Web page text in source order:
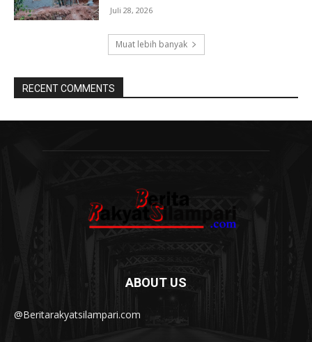
Juli 28, 2026
Muat lebih banyak
RECENT COMMENTS
ABOUT US
@Beritarakyatsilampari.com